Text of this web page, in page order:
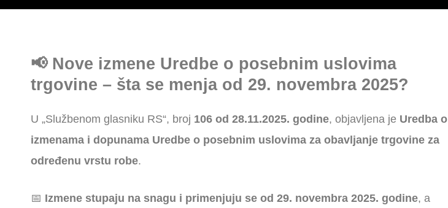
📢 Nove izmene Uredbe o posebnim uslovima
trgovine – šta se menja od 29. novembra 2025?
U „Službenom glasniku RS“, broj 106 od 28.11.2025. godine, objavljena je Uredba o
izmenama i dopunama Uredbe o posebnim uslovima za obavljanje trgovine za
određenu vrstu robe.
📅 Izmene stupaju na snagu i primenjuju se od 29. novembra 2025. godine, a